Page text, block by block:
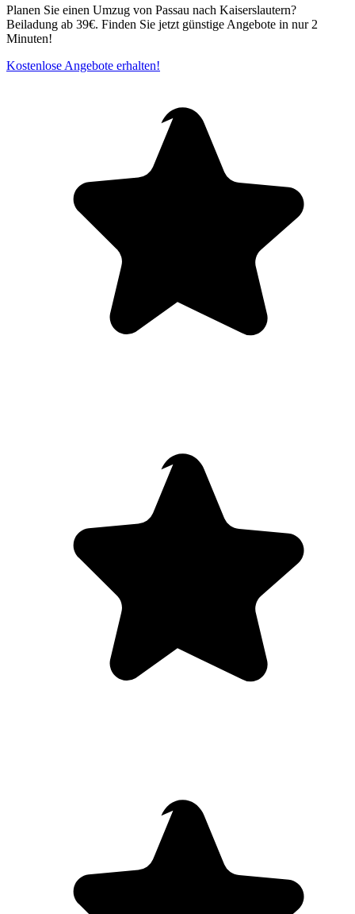
Planen Sie einen Umzug von Passau nach Kaiserslautern?
Beiladung ab 39€. Finden Sie jetzt günstige Angebote in nur 2
Minuten!
Kostenlose Angebote erhalten!